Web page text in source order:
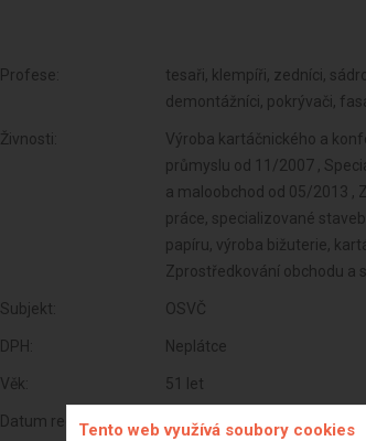
Profese:
tesaři, klempíři, zedníci,
demontážníci, pokrývači,
Živnosti:
Výroba kartáčnického a
průmyslu od 11/2007 ,
a maloobchod od 05/2013 ,
práce, specializované
papíru, výroba bižuterie,
Zprostředkování obchodu a
Subjekt: OSVČ
DPH: Neplátce
Věk: 51 let
Datum registrace: 12.2.2025
Tento web využívá soubory cookies